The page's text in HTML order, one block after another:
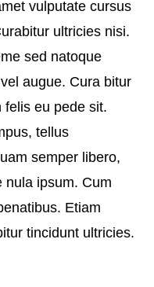
vulputate cursus
ultricies nisi.
sed natoque
augue. Cura bitur
eu pede sit.
tellus
semper libero,
nula ipsum. Cum
Etiam
tincidunt ultricies.